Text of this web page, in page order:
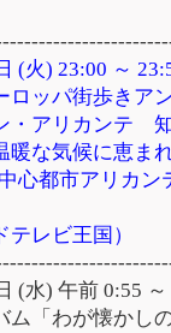
(火) 23:00 ～
ロッパ街歩きア
・アリカンテ
暖な気候に恵ま
心都市アリカン
テレビ王国）
(水) 午前 0:55
ム「わが懐かし